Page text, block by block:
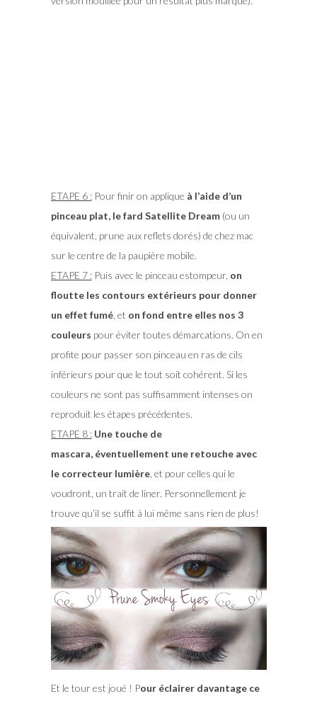
ETAPE 6 :Pour finir on applique à l’aide d’un
pinceau plat, le fard Satellite Dream(ou un
équivalent, prune aux reflets dorés) de chez mac
sur le centre de la paupière mobile.
ETAPE 7 :Puis avec le pinceau estompeur, on
floutte les contours extérieurs pour donner
un effet fumé, et on fond entre elles nos 3
couleurs pour éviter toutes démarcations. On en
profite pour passer son pinceau en ras de cils
inférieurs pour que le tout soit cohérent. Si les
couleurs ne sont pas suffisamment intenses on
reproduit les étapes précédentes.
ETAPE 8 : Une touche de
mascara, éventuellement une retouche avec
le correcteur lumière, et pour celles qui le
voudront, un trait de liner. Personnellement je
trouve qu’il se suffit à lui même sans rien de plus!
Et le tour est joué ! Pour éclairer davantage ce